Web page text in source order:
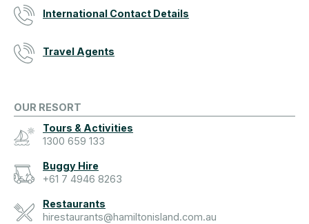
International Contact Details
Travel Agents
OUR RESORT
Tours & Activities
1300 659 133
Buggy Hire
+61 7 4946 8263
Restaurants
hirestaurants@hamiltonisland.com.au